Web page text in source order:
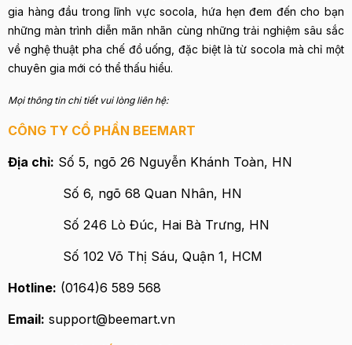
gia hàng đầu trong lĩnh vực socola, hứa hẹn đem đến cho bạn
những màn trình diễn mãn nhãn cùng những trải nghiệm sâu sắc
về nghệ thuật pha chế đồ uống, đặc biệt là từ socola mà chỉ một
chuyên gia mới có thể thấu hiểu.
Mọi thông tin chi tiết vui lòng liên hệ:
CÔNG TY CỔ PHẦN BEEMART
Địa chỉ: Số 5, ngõ 26 Nguyễn Khánh Toàn, HN
Số 6, ngõ 68 Quan Nhân, HN
Số 246 Lò Đúc, Hai Bà Trưng, HN ​
Số 102 Võ Thị Sáu, Quận 1, HCM
Hotline: (0164)6 589 568
Email: support@beemart.vn